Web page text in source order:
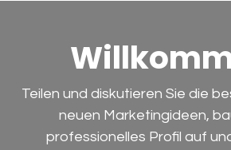
Teilen und diskutieren Sie die
neuen Marketingideen,
professionelles Profil auf